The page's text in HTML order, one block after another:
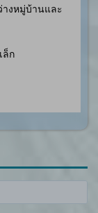
งหมู่บ้านและ
ล็ก